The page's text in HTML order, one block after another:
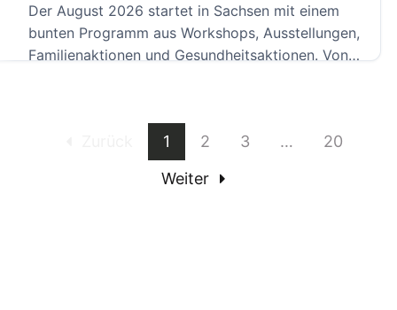
Der August 2026 startet in Sachsen mit einem
bunten Programm aus Workshops, Ausstellungen,
Familienaktionen und Gesundheitsaktionen. Von
1 2 3 …
20
Weiter